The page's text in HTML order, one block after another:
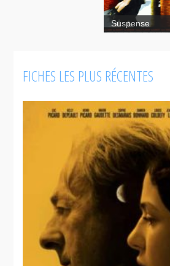
rabbits
Suspense
FICHES LES PLUS RÉCENTES